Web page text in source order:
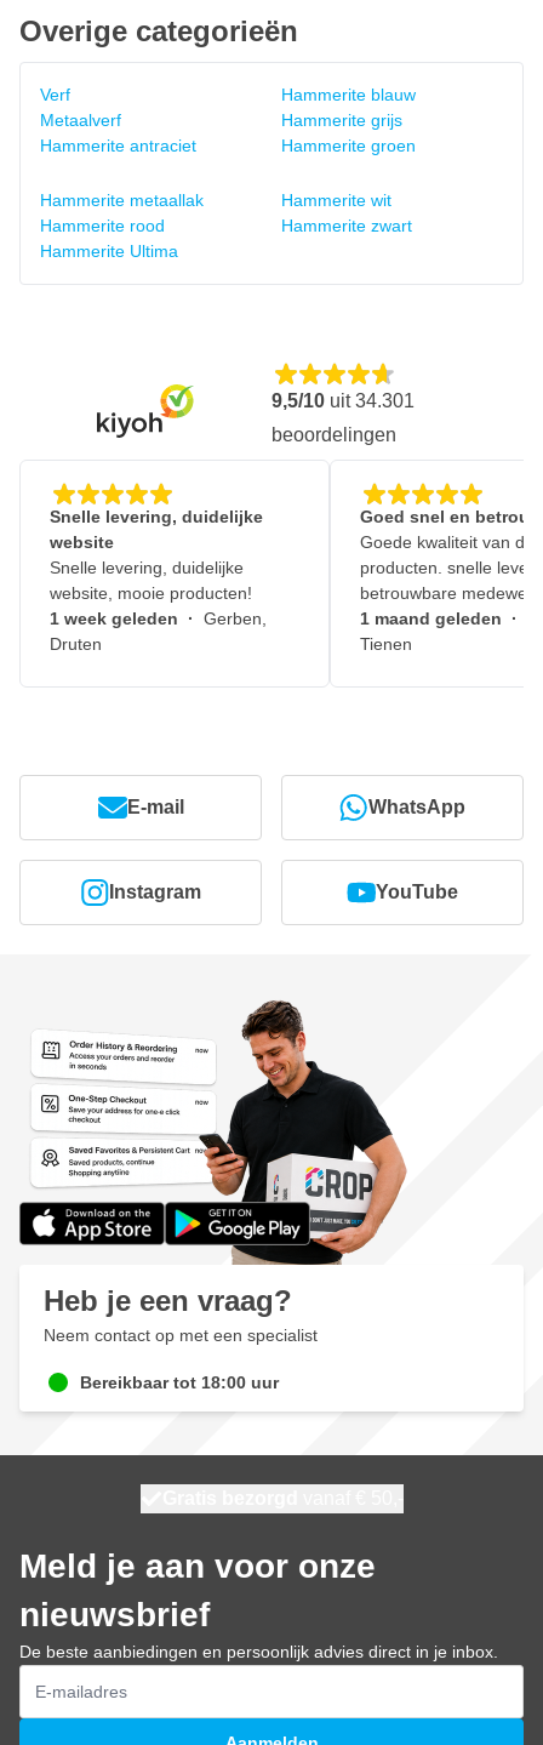
Overige categorieën
Verf
Metaalverf
Hammerite antraciet
Hammerite blauw
Hammerite grijs
Hammerite groen
Hammerite metaallak
Hammerite rood
Hammerite Ultima
Hammerite wit
Hammerite zwart
9,5/10 uit34.301
beoordelingen
Snelle levering, duidelijke
website
Snelle levering, duidelijke
website, mooie producten!
1 week geleden · Gerben,
Druten
Goed snel en
Goede kwaliteit van de
producten. snelle
betrouwbare
1 maand geleden ·
Tienen
E-mail WhatsApp
Instagram YouTube
Heb je een vraag?
Neem contact op met een specialist
Bereikbaar tot 18:00 uur
Meld je aan voor onze
nieuwsbrief
De beste aanbiedingen en persoonlijk advies direct in je inbox.
E-mailadres